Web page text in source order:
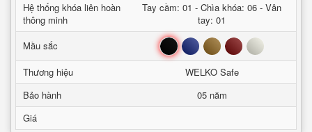
Hệ thống khóa liên hoàn
thông minh
Tay cầm: 01 - Chìa khóa: 06 - Vân
tay: 01
Mầu sắc
Đen Xanh Nâu Đỏ Trắng
Thương hiệu
WELKO Safe
Bảo hành
05 năm
Giá